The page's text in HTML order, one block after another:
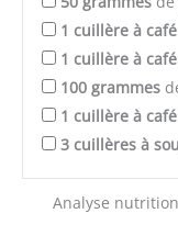
1 cuillère à café
1 cuillère à café
100 grammes
1 cuillère à café
3 cuillères à
Analyse